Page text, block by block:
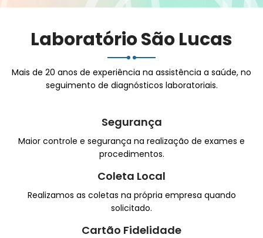
Laboratório São Lucas
Mais de 20 anos de experiência na assistência a saúde, no
seguimento de diagnósticos laboratoriais.
Segurança
Maior controle e segurança na realização de exames e
procedimentos.
Coleta Local
Realizamos as coletas na própria empresa quando
solicitado.
Cartão Fidelidade